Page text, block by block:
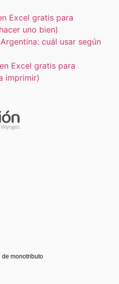
Excel gratis para
uno bien)
cuál usar según
Excel gratis para
imprimir)
monotributo